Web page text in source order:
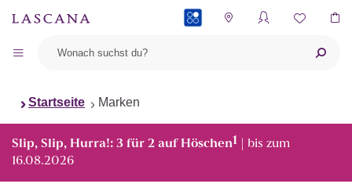
Startseite Marken
Slip, Slip, Hurra!: 3 für 2 auf Höschen1 | bis zum
16.08.2026